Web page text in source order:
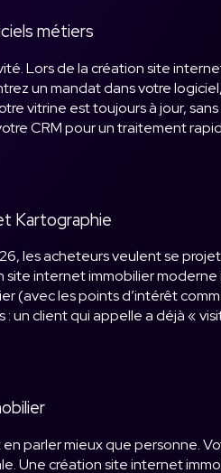
métiers
Lors de la création site
un mandat dans votre
vitrine est toujours à jour,
CRM pour un traitement
Kartographie
les acheteurs veulent se
site internet immobilier
(avec les points d’intérêt
un client qui appelle a déjà «
en parler mieux que personne.
Une création site internet